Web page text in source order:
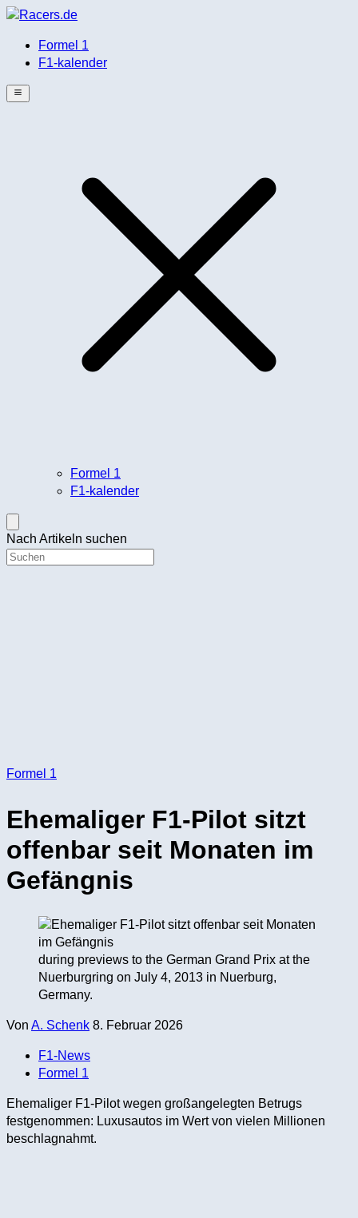
Formel 1
F1-kalender
Formel 1
F1-kalender
Nach Artikeln suchen
Formel 1
Ehemaliger F1-Pilot sitzt
offenbar seit Monaten im
Gefängnis
during previews to the German Grand Prix at the
Nuerburgring on July 4, 2013 in Nuerburg,
Germany.
Von A. Schenk 8. Februar 2026
F1-News
Formel 1
Ehemaliger F1-Pilot wegen großangelegten Betrugs
festgenommen: Luxusautos im Wert von vielen Millionen
beschlagnahmt.